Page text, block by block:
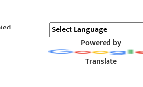
Powered by
Translate